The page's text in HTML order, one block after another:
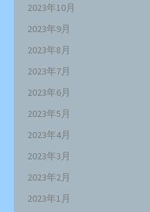
2023年10月
2023年9月
2023年8月
2023年7月
2023年6月
2023年5月
2023年4月
2023年3月
2023年2月
2023年1月